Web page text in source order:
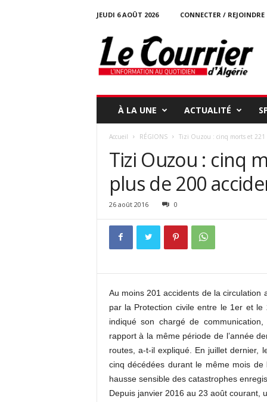
JEUDI 6 AOÛT 2026
CONNECTER / REJOINDRE
o
u
À LA UNE ACTUALITÉ
Accueil RÉGIONS Tizi Ouzou : cinq morts et 221
Tizi Ouzou : cinq
plus de 200
26 août 2016 0
Au moins 201 accidents de la
par la Protection civile entre le 1er et
indiqué son chargé de
rapport à la même période de l’année
routes, a-t-il expliqué. En juillet dernier,
cinq décédées durant le même mois
hausse sensible des catastrophes
Depuis janvier 2016 au 23 août courant,